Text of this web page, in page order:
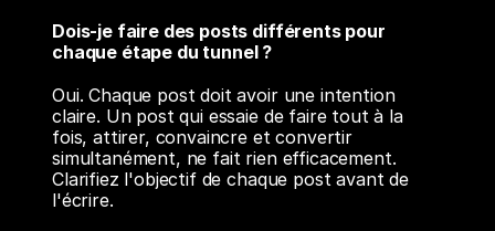
Dois-je faire des posts différents pour
chaque étape du tunnel ?
Oui. Chaque post doit avoir une intention
claire. Un post qui essaie de faire tout à la
fois, attirer, convaincre et convertir
simultanément, ne fait rien efficacement.
Clarifiez l'objectif de chaque post avant de
l'écrire.